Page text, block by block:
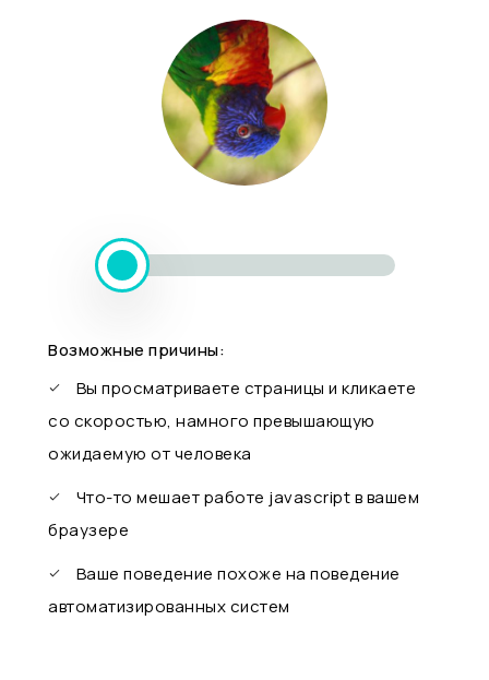
Возможные причины:
Вы просматриваете страницы и кликаете
со скоростью, намного превышающую
ожидаемую от человека
Что-то мешает работе javascript в вашем
браузере
Ваше поведение похоже на поведение
автоматизированных систем